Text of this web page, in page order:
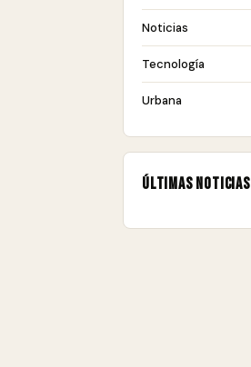
Noticias
Tecnología
Urbana
Últimas noticias